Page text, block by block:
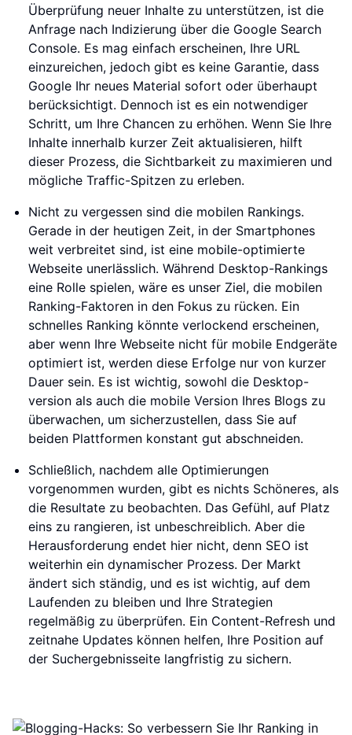
Überprüfung neuer Inhalte zu unterstützen, ist die
Anfrage nach Indizierung über die Google Search
Console. Es mag einfach erscheinen, Ihre URL
einzureichen, jedoch gibt es keine Garantie, dass
Google Ihr neues Material sofort oder überhaupt
berücksichtigt. Dennoch ist es ein notwendiger
Schritt, um Ihre Chancen zu erhöhen. Wenn Sie Ihre
Inhalte innerhalb kurzer Zeit aktualisieren, hilft
dieser Prozess, die Sichtbarkeit zu maximieren und
mögliche Traffic-Spitzen zu erleben.
Nicht zu vergessen sind die mobilen Rankings.
Gerade in der heutigen Zeit, in der Smartphones
weit verbreitet sind, ist eine mobile-optimierte
Webseite unerlässlich. Während Desktop-Rankings
eine Rolle spielen, wäre es unser Ziel, die mobilen
Ranking-Faktoren in den Fokus zu rücken. Ein
schnelles Ranking könnte verlockend erscheinen,
aber wenn Ihre Webseite nicht für mobile Endgeräte
optimiert ist, werden diese Erfolge nur von kurzer
Dauer sein. Es ist wichtig, sowohl die Desktop-
version als auch die mobile Version Ihres Blogs zu
überwachen, um sicherzustellen, dass Sie auf
beiden Plattformen konstant gut abschneiden.
Schließlich, nachdem alle Optimierungen
vorgenommen wurden, gibt es nichts Schöneres, als
die Resultate zu beobachten. Das Gefühl, auf Platz
eins zu rangieren, ist unbeschreiblich. Aber die
Herausforderung endet hier nicht, denn SEO ist
weiterhin ein dynamischer Prozess. Der Markt
ändert sich ständig, und es ist wichtig, auf dem
Laufenden zu bleiben und Ihre Strategien
regelmäßig zu überprüfen. Ein Content-Refresh und
zeitnahe Updates können helfen, Ihre Position auf
der Suchergebnisseite langfristig zu sichern.